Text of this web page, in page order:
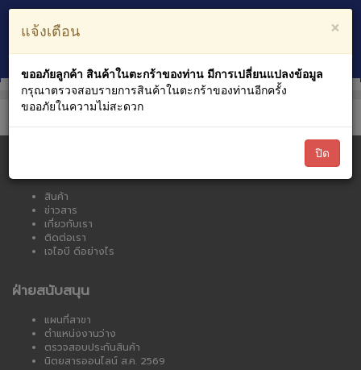
หมวดหมู่สินค้า
×
แจ้งเตือน
ขออภัยลูกค้า สินค้าในตะกร้าของท่าน มีการเปลี่ยนแปลงข้อมูล
กรุณาตรวจสอบรายการสินค้าในตะกร้าของท่านอีกครั้ง
ขออภัยในความไม่สะดวก
ปิด
สินค้า
ข่าวสาร
เกี่ยวกับเรา
ติดต่อเรา
เจไอบี ดีอย่างไร
ฝ่ายสนับสนุน
แผนที่สาขา
ตำแหน่งงานว่าง
ตรวจสอบประกันสินค้า
นิตยสารออนไลน์ ส.ค. 2569